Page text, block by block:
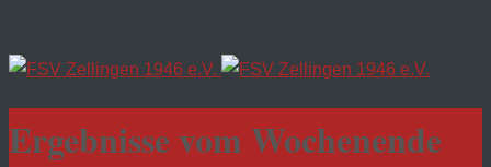
Ergebnisse vom Wochenende